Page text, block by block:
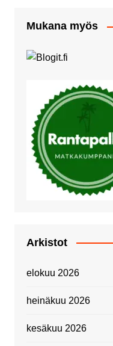
Mukana myös
Arkistot
elokuu 2026
heinäkuu 2026
kesäkuu 2026